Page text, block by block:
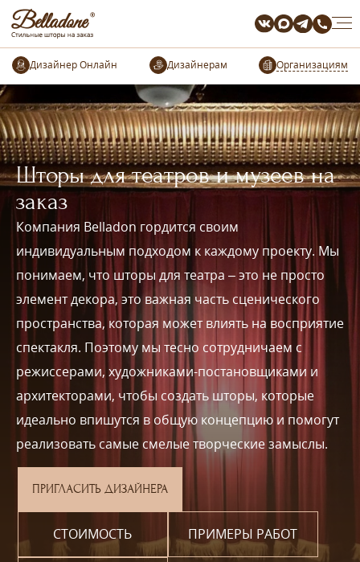
Организациям
Шторы для театров и музеев на
заказ
Компания Belladon гордится своим
индивидуальным подходом к каждому проекту. Мы
понимаем, что шторы для театра – это не просто
элемент декора, это важная часть сценического
пространства, которая может влиять на восприятие
спектакля. Поэтому мы тесно сотрудничаем с
режиссерами, художниками-постановщиками и
архитекторами, чтобы создать шторы, которые
идеально впишутся в общую концепцию и помогут
реализовать самые смелые творческие замыслы.
ПРИГЛАСИТЬ ДИЗАЙНЕРА
СТОИМОСТЬ ПРИМЕРЫ РАБОТ